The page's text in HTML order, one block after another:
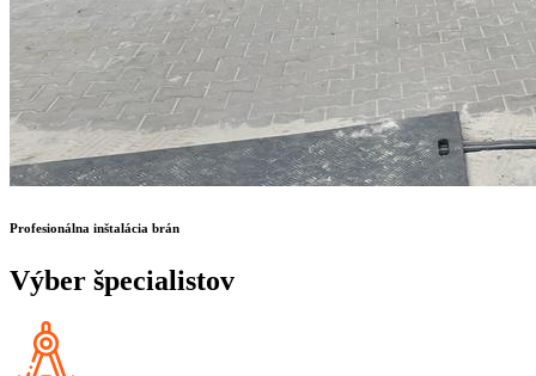
Profesionálna inštalácia brán
Výber špecialistov